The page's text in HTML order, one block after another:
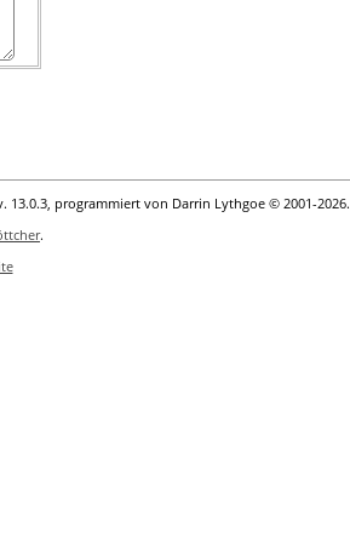
13.0.3, programmiert von Darrin Lythgoe © 2001-2026.
.